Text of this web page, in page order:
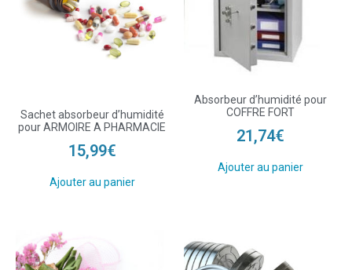
Sachet absorbeur d’humidité
pour ARMOIRE A PHARMACIE
15,99€
Ajouter au panier
Absorbeur d’humidité pour
COFFRE FORT
21,74€
Ajouter au panier